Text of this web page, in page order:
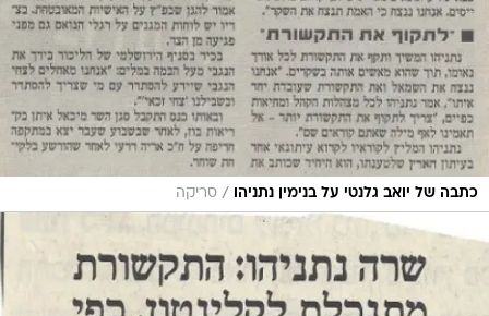
כתבה של יואב גלנטי על בנימין נתניהו / סריקה